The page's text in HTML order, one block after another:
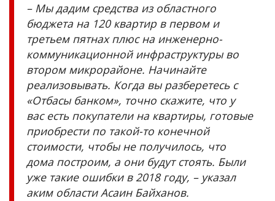
– Мы дадим средства из областного
бюджета на 120 квартир в первом и
третьем пятнах плюс на инженерно-
коммуникационной инфраструктуры во
втором микрорайоне. Начинайте
реализовывать. Когда вы разберетесь с
«Отбасы банком», точно скажите, что у
вас есть покупатели на квартиры, готовые
приобрести по такой-то конечной
стоимости, чтобы не получилось, что
дома построим, а они будут стоять. Были
уже такие ошибки в 2018 году, – указал
аким области Асаин Байханов.